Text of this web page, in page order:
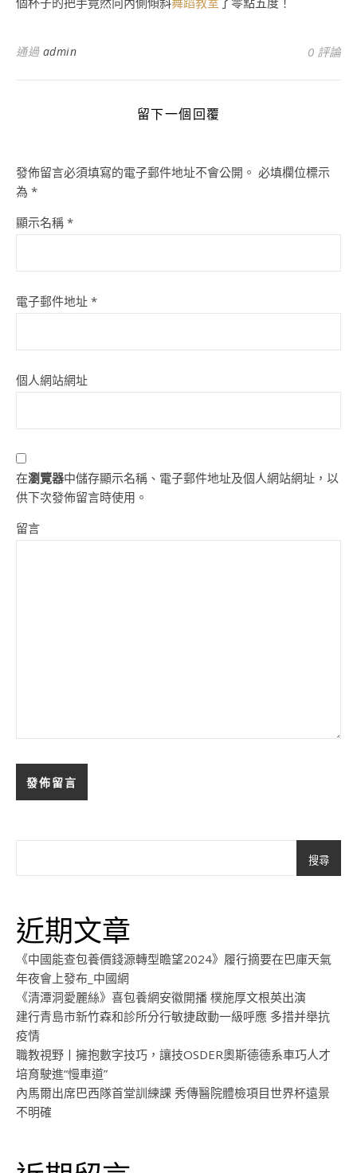
通過 admin 0 評論
留下一個回覆
發佈留言必須填寫的電子郵件地址不會公開。 必填欄位標示
為 *
顯示名稱 *
電子郵件地址 *
個人網站網址
在瀏覽器中儲存顯示名稱、電子郵件地址及個人網站網址，以
供下次發佈留言時使用。
留言
搜尋
近期文章
《中國能查包養價錢源轉型瞻望2024》履行摘要在巴庫天氣
年夜會上發布_中國網
《清潭洞愛麗絲》喜包養網安徽開播 樸施厚文根英出演
建行青島市新竹森和診所分行敏捷啟動一級呼應 多措并舉抗
疫情
職教視野丨擁抱數字技巧，讓技OSDER奧斯德德系車巧人才
培育駛進“慢車道”
內馬爾出席巴西隊首堂訓練課 秀傳醫院體檢項目世界杯遠景
不明確